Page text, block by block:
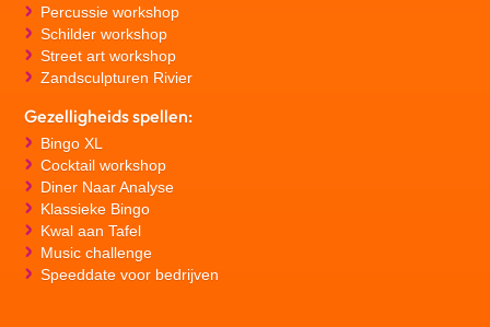
Percussie workshop
Schilder workshop
Street art workshop
Zandsculpturen Rivier
Gezelligheids spellen:
Bingo XL
Cocktail workshop
Diner Naar Analyse
Klassieke Bingo
Kwal aan Tafel
Music challenge
Speeddate voor bedrijven